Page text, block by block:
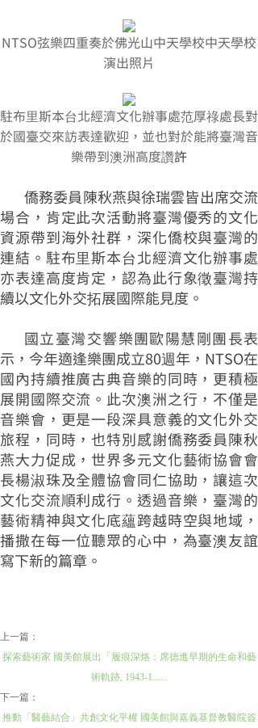
NTSO弦樂四重奏於佛光山中天學校中天學校
演出照片
駐布里斯本台北經濟文化辦事處范厚祿處長對
於國臺交來訪表達歡迎，並也對於能將臺灣音
樂帶到澳洲高度讚許
僑務委員陳秋燕與徐瑞雲皆出席交流
場合，肯定此次活動將臺灣優秀的文化
資源帶到海外社群，深化僑校與臺灣的
連結。駐布里斯本台北經濟文化辦事處
亦表達高度肯定，認為此行象徵臺灣持
續以文化外交拓展國際能見度。
國立臺灣交響樂團歐陽慧剛團長表
示，今年適逢樂團成立80週年，NTSO在
國內持續推廣古典音樂的同時，更積極
展開國際交流。此次澳洲之行，不僅是
音樂會，更是一段深具意義的文化外交
旅程，同時，也特別感謝僑務委員陳秋
燕大力促成，世界多元文化藝術協會會
長楊淑珠及全體協會同仁協助，讓這次
文化交流順利成行。透過音樂，臺灣的
藝術精神與文化底蘊跨越時空與地域，
播撒在每一位聽眾的心中，為臺澳友誼
寫下新的篇章。
上一篇：
探索藝術家 國美館展出「履痕深烙：席德進早期的生命和藝
術軌跡, 1943-1......
下一篇：
推動「醫藝結合」共創文化平權 國美館與嘉義基督教醫院簽